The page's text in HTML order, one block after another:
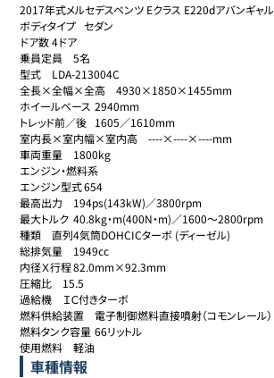
2017年式メルセデスベンツ Eクラス E220dアバンギャル
ボディタイプ	セダン
ドア数	4ドア
乗員定員	5名
型式	LDA-213004C
全長×全幅×全高	4930×1850×1455mm
ホイールベース	2940mm
トレッド前／後	1605／1610mm
室内長×室内幅×室内高	----×----×----mm
車両重量	1800kg
エンジン・燃料系
エンジン型式	654
最高出力	194ps(143kW)／3800rpm
最大トルク	40.8kg・m(400N・m)／1600～2800rpm
種類	直列4気筒DOHCICターボ (ディーゼル)
総排気量	1949cc
内径Ｘ行程	82.0mm×92.3mm
圧縮比	15.5
過給機	ＩＣ付きターボ
燃料供給装置	電子制御燃料直接噴射（コモンレール）
燃料タンク容量	66リットル
使用燃料	軽油
車種情報